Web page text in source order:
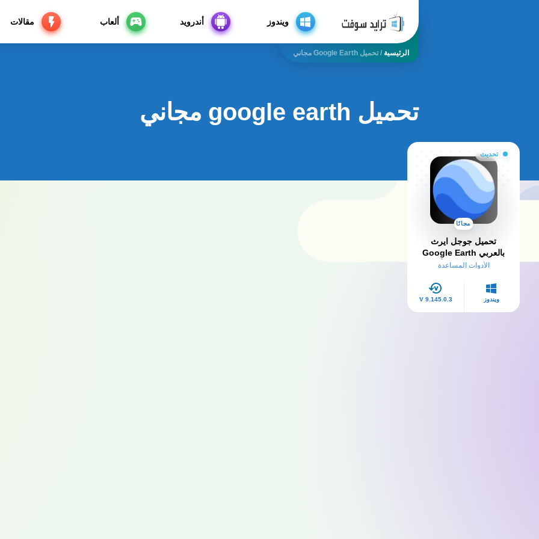
ويندوز أندرويد ألعاب مقالات
الرئيسية /تحميل Google Earth مجاني
تحميل google earth مجاني
تحديث
مجانًا
تحميل جوجل ايرث
بالعربي Google Earth
2025 للكمبيوتر وللأندرويدالأدوات المساعدة
ويندوز V 9.145.0.3